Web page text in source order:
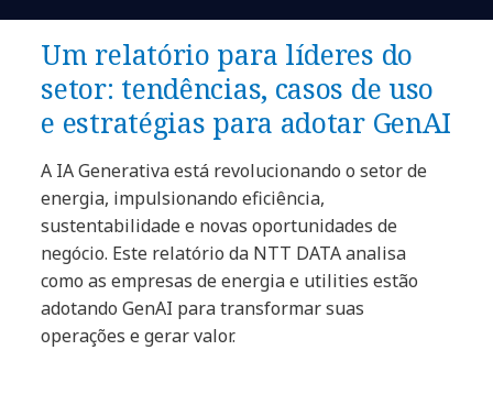
Um relatório para líderes do
setor: tendências, casos de uso
e estratégias para adotar GenAI
A IA Generativa está revolucionando o setor de
energia, impulsionando eficiência,
sustentabilidade e novas oportunidades de
negócio. Este relatório da NTT DATA analisa
como as empresas de energia e utilities estão
adotando GenAI para transformar suas
operações e gerar valor.